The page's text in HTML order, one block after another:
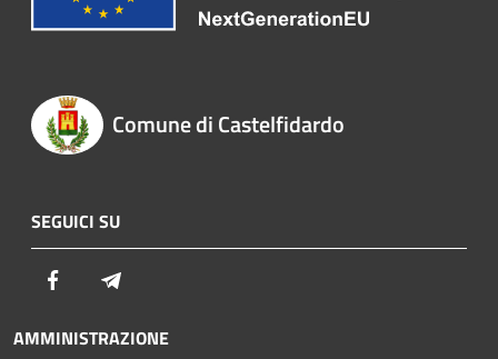
Comune di Castelfidardo
SEGUICI SU
Facebook
AMMINISTRAZIONE